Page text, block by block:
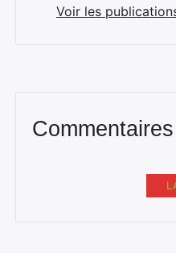
Voir les
Commentaires